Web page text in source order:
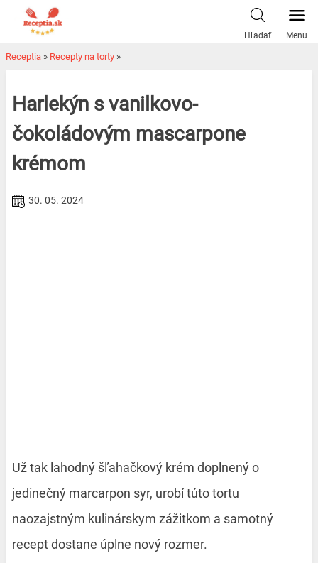
Hľadať Menu
Receptia » Recepty na torty »
Harlekýn s vanilkovo-
čokoládovým mascarpone
krémom
30. 05. 2024
Už tak lahodný šľahačkový krém doplnený o
jedinečný marcarpon syr, urobí túto tortu
naozajstným kulinárskym zážitkom a samotný
recept dostane úplne nový rozmer.